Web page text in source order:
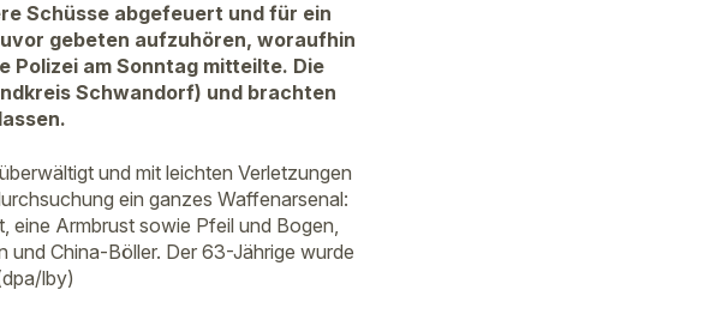
Schüsse abgefeuert und für ein
gebeten aufzuhören, woraufhin
Polizei am Sonntag mitteilte. Die
Schwandorf) und brachten
und mit leichten Verletzungen
ein ganzes Waffenarsenal:
Armbrust sowie Pfeil und Bogen,
und China-Böller. Der 63-Jährige wurde
lby)